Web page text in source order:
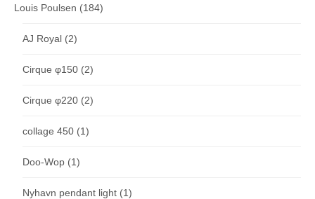
Louis Poulsen (184)
AJ Royal (2)
Cirque φ150 (2)
Cirque φ220 (2)
collage 450 (1)
Doo-Wop (1)
Nyhavn pendant light (1)